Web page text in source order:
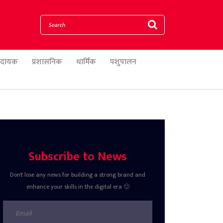
प्रशासनिक धार्मिक
पशुपालन
Subscribe to News
Don't lose any news for building a strong brand and
enhance your skills in the digital era 🙂